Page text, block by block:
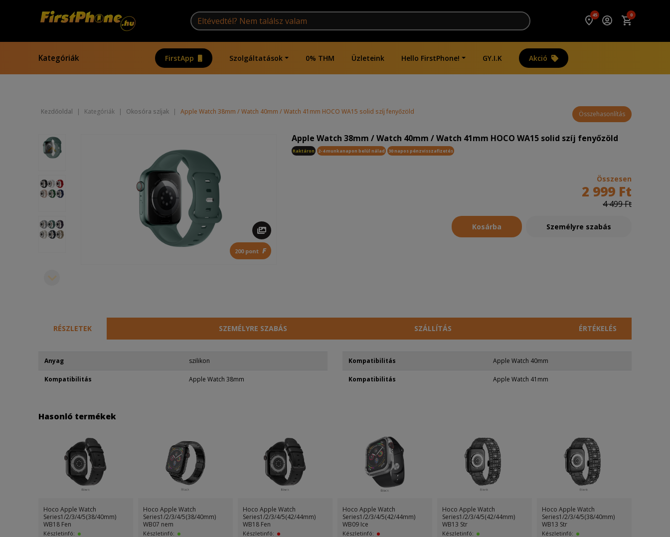
45 0
Kategóriák FirstApp Szolgáltatások 0% THM Üzleteink Hello FirstPhone! GY.I.K Akció
Kezdőoldal | Kategóriák | Okosóra szíjak | Apple Watch 38mm / Watch 40mm / Watch 41mm HOCO WA15 solid szíj fenyőzöld Összehasonlítás
200 pont F
Apple Watch 38mm / Watch 40mm / Watch 41mm HOCO WA15 solid szíj fenyőzöld
Raktáron 2-4 munkanapon belül nálad 30 napos pénzvisszafizetés
Összesen
2 999 Ft
4 499 Ft
Személyre szabás
Kosárba
RÉSZLETEK SZEMÉLYRE SZABÁS SZÁLLÍTÁS ÉRTÉKELÉS
Anyag szilikon
Kompatibilitás Apple Watch 38mm
Kompatibilitás Apple Watch 40mm
Kompatibilitás Apple Watch 41mm
Hasonló termékek
Hoco Apple Watch
Series1/2/3/4/5(38/40mm)
WB18 Fen
Készletinfó:
Hoco Apple Watch
Series1/2/3/4/5(38/40mm)
WB07 nem
Készletinfó:
Hoco Apple Watch
Series1/2/3/4/5(42/44mm)
WB18 Fen
Készletinfó:
Hoco Apple Watch
Series1/2/3/4/5(42/44mm)
WB09 Ice
Készletinfó:
Hoco Apple Watch
Series1/2/3/4/5(42/44mm)
WB13 Str
Készletinfó:
Hoco Apple Watch
Series1/2/3/4/5(38/40mm)
WB13 Str
Készletinfó: